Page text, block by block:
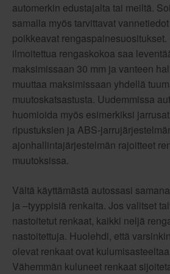
automerkin edustajalta tai meiltä.
samalla myös tarvittavat
poikkeavat
ilmoitettua rengaskokoa saa
maksimissaan 30 mm ja vanteen
muuttaa maksimissaan yhdellä
muutoskatsastusta. Uudemmissa
huomioida myös esimerkiksi
ripustuksien ja ABS-
ajonhallintajärjestelmän rajoitteet
muutoksissa.
Vältä käyttämästä autossasi
ja –tyyppisiä renkaita. Jos valitset
nastoitetut renkaat, kaikki neljä
nastoitettuja. Huolehdi, että
olevat renkaat ovat
Vähemmän kuluneet renkaat